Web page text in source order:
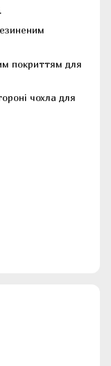
покриттям для
чохла для